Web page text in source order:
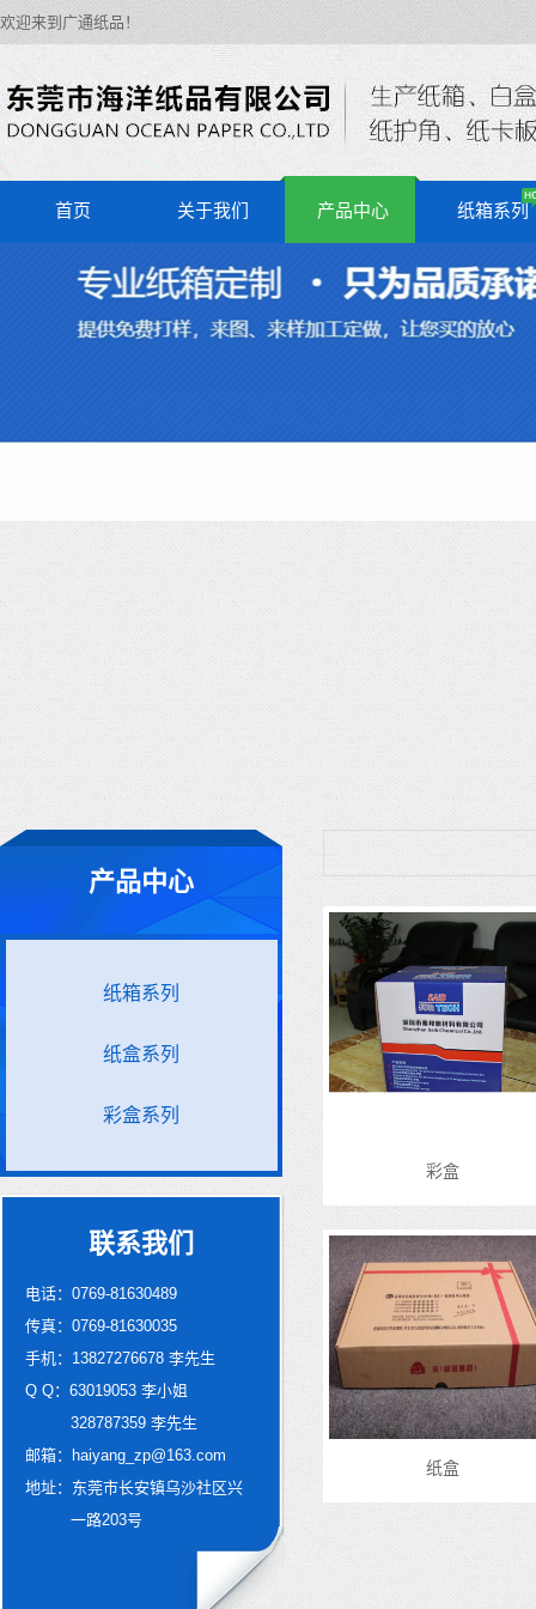
欢迎来到广通纸品！
首页 关于我们 产品中心 纸箱系列
产品中心
纸箱系列
纸盒系列
彩盒系列
联系我们
电话：0769-81630489
传真：0769-81630035
手机：13827276678 李先生
Q Q：63019053 李小姐
328787359 李先生
邮箱：haiyang_zp@163.com
地址：东莞市长安镇乌沙社区兴
一路203号
彩盒
纸盒